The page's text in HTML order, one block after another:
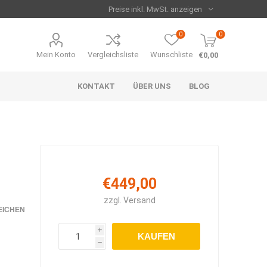
Mein Konto Vergleichsliste Wunschliste
0 0
€0,00
Runde Heizpaneele
Set's
Zubehör
beheizte Arbeitsmatte
KONTAKT ÜBER UNS BLOG
€449,00
zzgl. Versand
i
h
KAUFEN